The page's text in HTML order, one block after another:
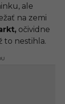
ale
na zemi
očividne
to nestihla.